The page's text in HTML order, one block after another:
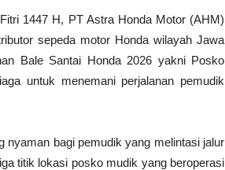
1447 H, PT Astra Honda Motor (AHM)
sepeda motor Honda wilayah Jawa
Bale Santai Honda 2026 yakni Posko
untuk menemani perjalanan pemudik
nyaman bagi pemudik yang melintasi jalur
titik lokasi posko mudik yang beroperasi